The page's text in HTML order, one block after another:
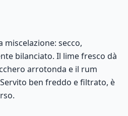
miscelazione: secco,
bilanciato. Il lime fresco dà
arrotonda e il rum
ben freddo e filtrato, è